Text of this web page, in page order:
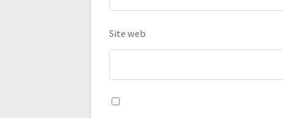
Site web